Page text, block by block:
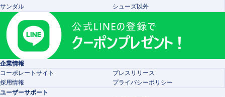
サンダル
シューズ以外
企業情報
コーポレートサイト
プレスリリース
採用情報
プライバシーポリシー
ユーザーサポート